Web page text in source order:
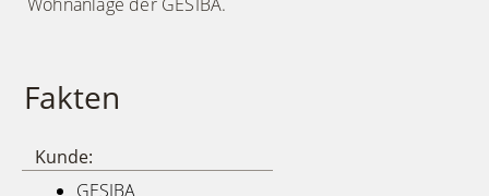
Fakten
Kunde:
GESIBA